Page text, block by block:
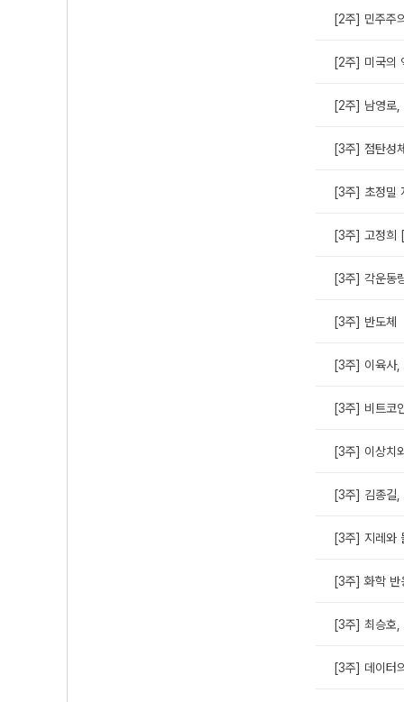
[2주] 민주주
[2주] 미국의
[2주] 남영로
[3주] 점탄성
[3주] 초정밀
[3주] 고정희
[3주] 각운동
[3주] 반도체
[3주] 이육사
[3주] 비트코
[3주] 이상치
[3주] 김종길
[3주] 지레와
[3주] 화학 반
[3주] 최승호
[3주] 데이터